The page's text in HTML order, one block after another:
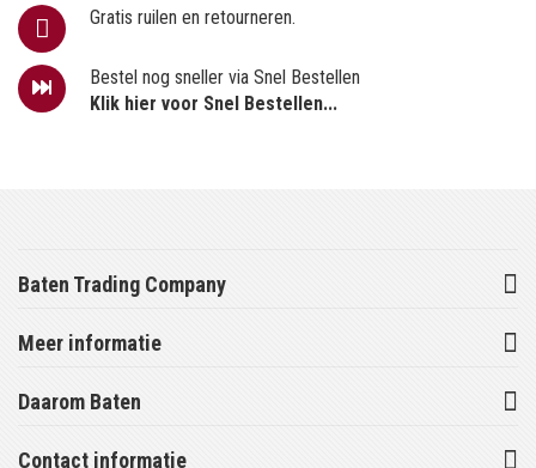
Gratis ruilen en retourneren.
Bestel nog sneller via Snel Bestellen
Klik hier voor Snel Bestellen...
Baten Trading Company
Meer informatie
Daarom Baten
Contact informatie